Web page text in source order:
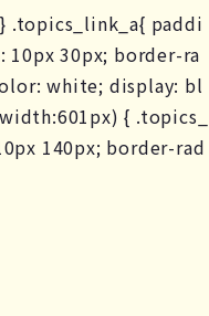
.topics_link_a{ paddi
10px 30px; border-ra
white; display: bl
{ .topics_
140px; border-rad